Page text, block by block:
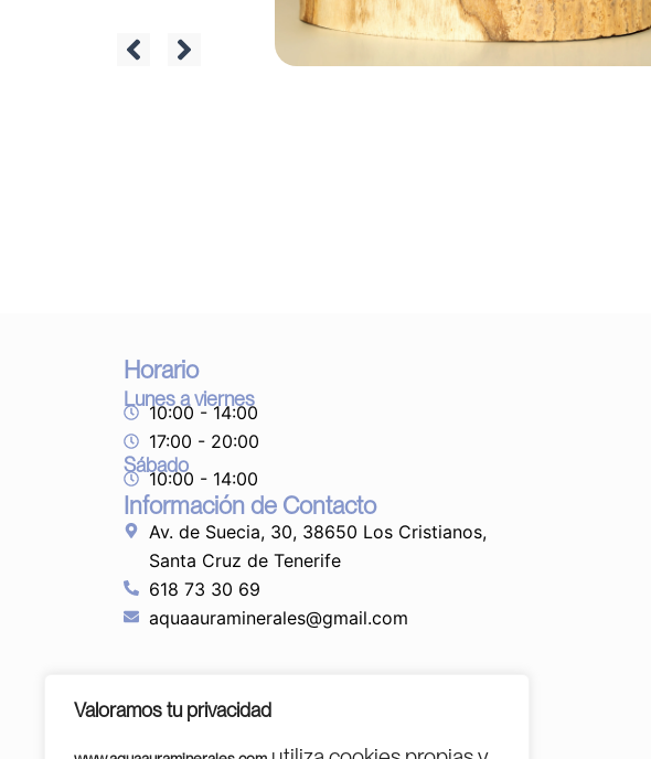
Valoramos tu privacidad
Horario
Lunes a viernes
10:00 - 14:00
17:00 - 20:00
Sábado
10:00 - 14:00
Información de Contacto
Av. de Suecia, 30, 38650 Los Cristianos,
Santa Cruz de Tenerife
618 73 30 69
aquaauraminerales@gmail.com